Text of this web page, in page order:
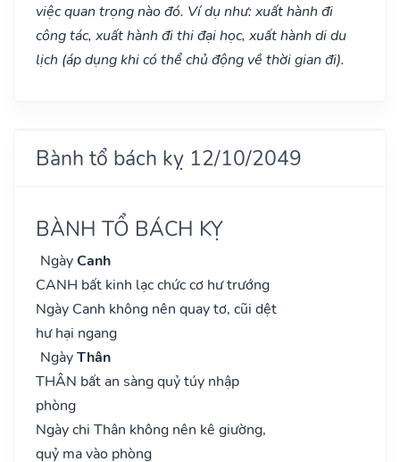
việc quan trọng nào đó. Ví dụ như: xuất hành đi
công tác, xuất hành đi thi đại học, xuất hành di du
lịch (áp dụng khi có thể chủ động về thời gian đi).
Bành tổ bách kỵ 12/10/2049
BÀNH TỔ BÁCH KỴ
NgàyCanh
CANH bất kinh lạc chức cơ hư trướng
Ngày Canh không nên quay tơ, cũi dệt
hư hại ngang
NgàyThân
THÂN bất an sàng quỷ túy nhập
phòng
Ngày chi Thân không nên kê giường,
quỷ ma vào phòng